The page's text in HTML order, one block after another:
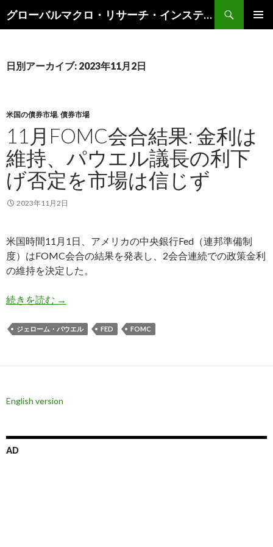
グローバルマクロ・リサーチ・インスティテュート
索
ン
キ
ッ
プ
日別アーカイブ: 2023年11月2日
米国の債券市場, 債券市場
11月FOMC会合結果: 金利は
維持、パウエル議長の利下
げ否定を市場は信じず
2023年11月2日
米国時間11月1日、アメリカの中央銀行Fed（連邦準備制
度）はFOMC会合の結果を発表し、2会合連続での政策金利
の維持を決定した。
続きを読む 11月FOMC会合結果: 金利は維持、パウエル議長
→
ジェローム・パウエル FED FOMC
English version
AD